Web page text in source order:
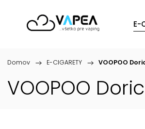
E-
Domov / E-CIGARETY / VOOPOO
VOOPOO